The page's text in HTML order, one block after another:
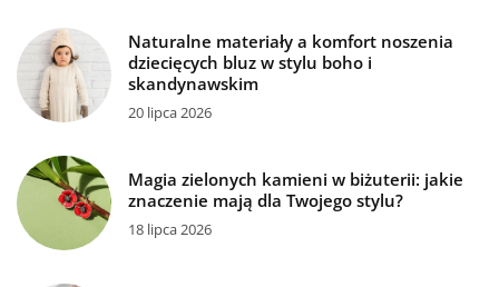
Naturalne materiały a komfort noszenia
dziecięcych bluz w stylu boho i
skandynawskim
20 lipca 2026
Magia zielonych kamieni w biżuterii: jakie
znaczenie mają dla Twojego stylu?
18 lipca 2026